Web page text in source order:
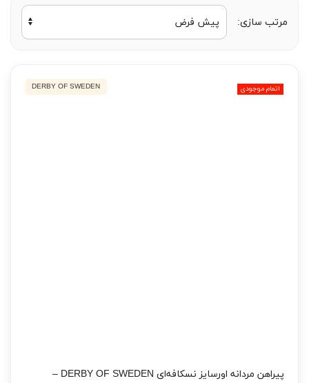
مرتب سازی:
اتمام موجودی
پیراهن مردانه اورسایز نسکافه‌ای DERBY OF SWEDEN –
DERBY OF SWEDEN